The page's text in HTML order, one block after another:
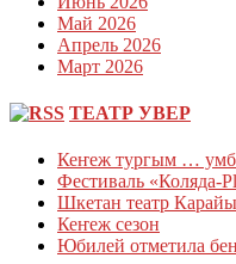
Май 2026
Апрель 2026
Март 2026
ТЕАТР УВЕР
Кеҥеж тургым …
Фестиваль «Коляда-
Шкетан театр
Кеҥеж сезон
Юбилей отметила